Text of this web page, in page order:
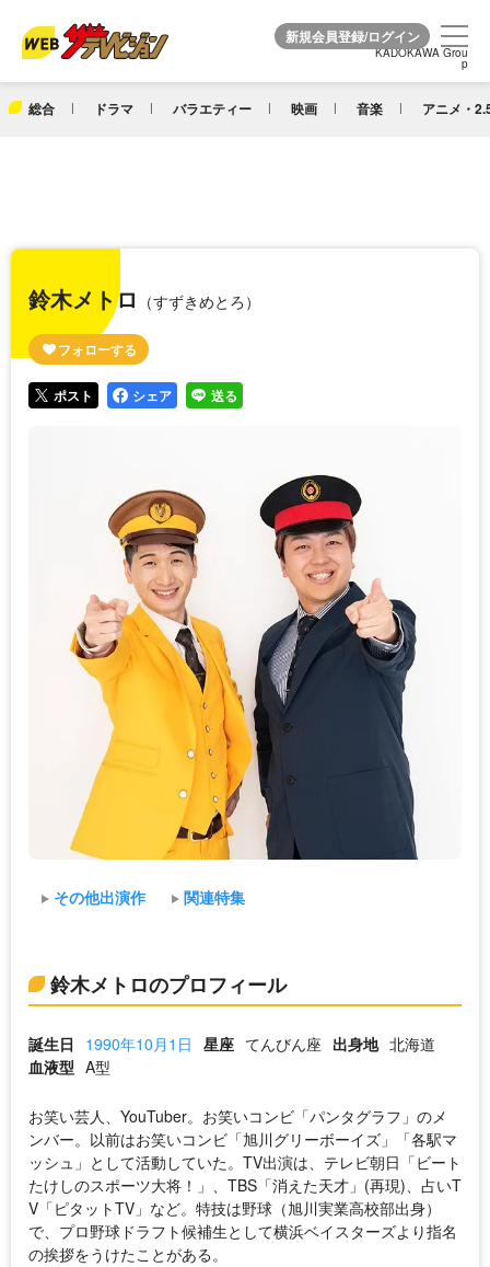
KADOKAWA Grou
p
総合 ドラマ バラエティー 映画 音楽 アニメ・
KADOKAWA Grou
p
鈴木メトロ （すずきめとろ）
ポスト シェア 送る
その他出演作 関連特集
鈴木メトロのプロフィール
誕生日 1990年10月1日 星座 てんびん座 出身地 北海道
血液型 A型
お笑い芸人、YouTuber。お笑いコンビ「パンタグラフ」のメ
ンバー。以前はお笑いコンビ「旭川グリーボーイズ」「各駅マ
ッシュ」として活動していた。TV出演は、テレビ朝日「ビート
たけしのスポーツ大将！」、TBS「消えた天才」(再現)、占いT
V「ピタットTV」など。特技は野球（旭川実業高校部出身）
で、プロ野球ドラフト候補生として横浜ベイスターズより指名
の挨拶をうけたことがある。